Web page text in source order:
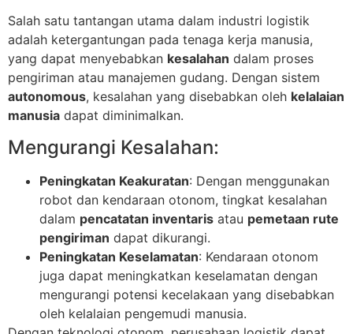
Salah satu tantangan utama dalam industri logistik
adalah ketergantungan pada tenaga kerja manusia,
yang dapat menyebabkan kesalahan dalam proses
pengiriman atau manajemen gudang. Dengan sistem
autonomous, kesalahan yang disebabkan oleh kelalaian
manusia dapat diminimalkan.
Mengurangi Kesalahan:
Peningkatan Keakuratan: Dengan menggunakan
robot dan kendaraan otonom, tingkat kesalahan
dalam pencatatan inventaris atau pemetaan rute
pengiriman dapat dikurangi.
Peningkatan Keselamatan: Kendaraan otonom
juga dapat meningkatkan keselamatan dengan
mengurangi potensi kecelakaan yang disebabkan
oleh kelalaian pengemudi manusia.